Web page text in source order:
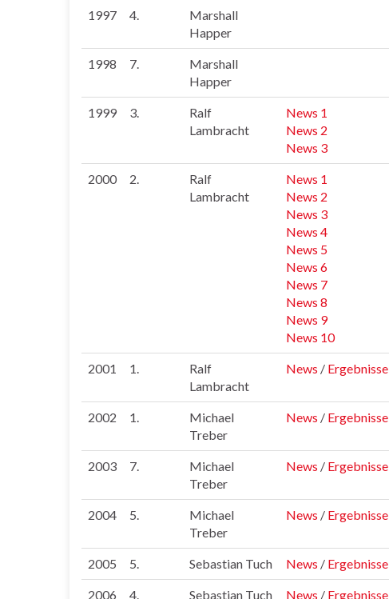
1997 4.
Marshall
Happer
1998 7.
Marshall
Happer
1999 3.
Ralf
Lambracht
News 1
News 2
News 3
2000 2.
Ralf
Lambracht
News 1
News 2
News 3
News 4
News 5
News 6
News 7
News 8
News 9
News 10
2001 1.
Ralf
Lambracht
News / Ergebnisse
2002 1.
Michael
Treber
News / Ergebnisse
2003 7.
Michael
Treber
News / Ergebnisse
2004 5.
Michael
Treber
News / Ergebnisse
2005 5. Sebastian Tuch News / Ergebnisse
2006 4. Sebastian Tuch News / Ergebnisse